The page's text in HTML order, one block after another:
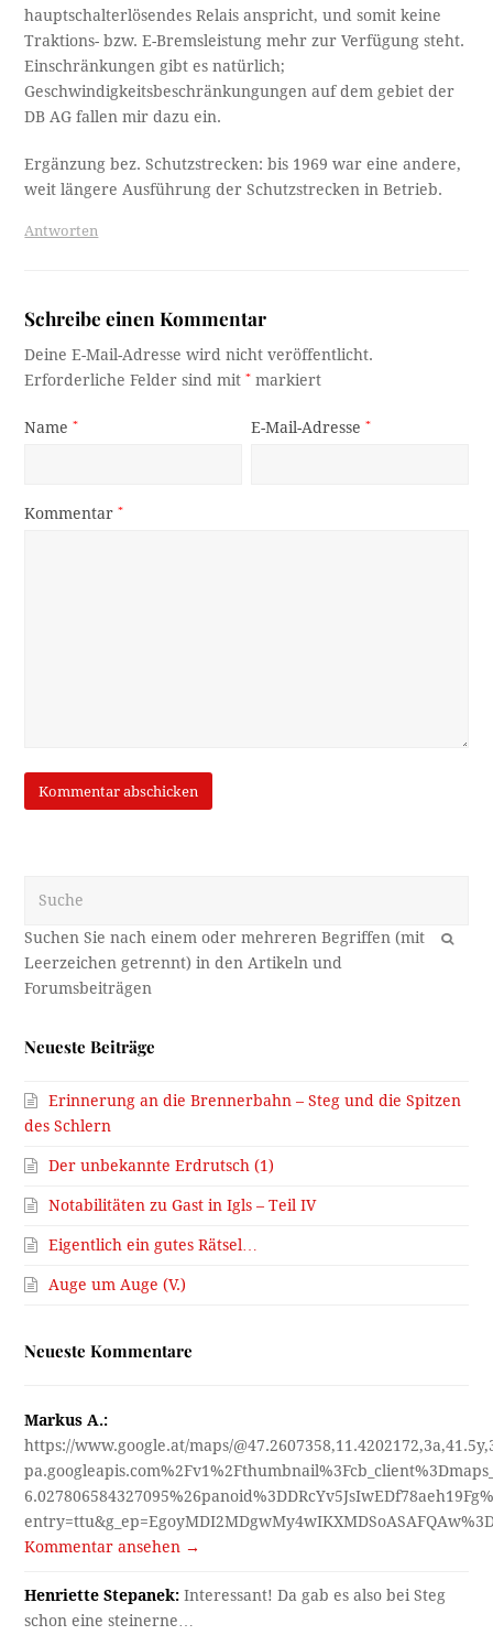
hauptschalterlösendes Relais anspricht, und somit keine
Traktions- bzw. E-Bremsleistung mehr zur Verfügung steht.
Einschränkungen gibt es natürlich;
Geschwindigkeitsbeschränkungungen auf dem gebiet der
DB AG fallen mir dazu ein.
Ergänzung bez. Schutzstrecken: bis 1969 war eine andere,
weit längere Ausführung der Schutzstrecken in Betrieb.
Antworten
Schreibe einen Kommentar
Deine E-Mail-Adresse wird nicht veröffentlicht.
Erforderliche Felder sind mit* markiert
Name* E-Mail-Adresse*
Kommentar*
OK
Neueste Beiträge
Erinnerung an die Brennerbahn – Steg und die Spitzen
des Schlern
Der unbekannte Erdrutsch (1)
Notabilitäten zu Gast in Igls – Teil IV
Eigentlich ein gutes Rätsel…
Auge um Auge (V.)
Neueste Kommentare
Markus A.:
https://www.google.at/maps/
Kommentar ansehen →
Henriette Stepanek: Interessant! Da gab es also bei Steg
schon eine steinerne…